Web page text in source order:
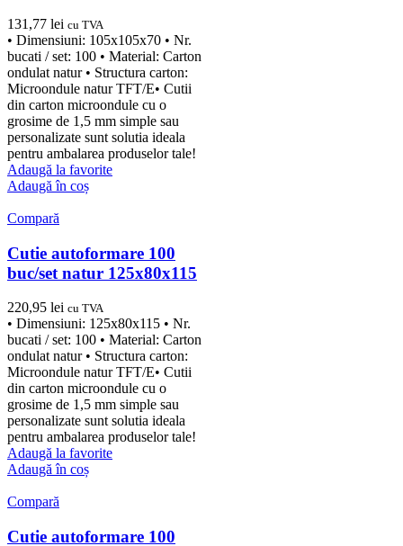
131,77 lei cu TVA
• Dimensiuni: 105x105x70 • Nr.
bucati / set: 100 • Material: Carton
ondulat natur • Structura carton:
Microondule natur TFT/E• Cutii
din carton microondule cu o
grosime de 1,5 mm simple sau
personalizate sunt solutia ideala
pentru ambalarea produselor tale!
Adaugă la favorite
Adaugă în coș
Compară
Cutie autoformare 100
buc/set natur 125x80x115
220,95 lei cu TVA
• Dimensiuni: 125x80x115 • Nr.
bucati / set: 100 • Material: Carton
ondulat natur • Structura carton:
Microondule natur TFT/E• Cutii
din carton microondule cu o
grosime de 1,5 mm simple sau
personalizate sunt solutia ideala
pentru ambalarea produselor tale!
Adaugă la favorite
Adaugă în coș
Compară
Cutie autoformare 100